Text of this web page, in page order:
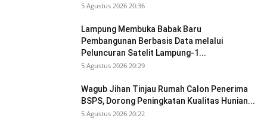
5 Agustus 2026 20:36
Lampung Membuka Babak Baru
Pembangunan Berbasis Data melalui
Peluncuran Satelit Lampung-1...
5 Agustus 2026 20:29
Wagub Jihan Tinjau Rumah Calon Penerima
BSPS, Dorong Peningkatan Kualitas Hunian...
5 Agustus 2026 20:22